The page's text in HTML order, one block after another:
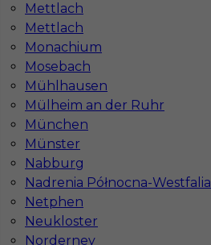
Mettlach
Mettlach
Monachium
Mosebach
Mühlhausen
Mülheim an der Ruhr
München
Münster
Nabburg
Nadrenia Północna-Westfalia
Netphen
Neukloster
Norderney
Informacje w sprawie pracy
Telefon:793-577-977
Dane firmy
In-Serv Team Sp. z o.o.
ul. Bóżnicza 15/6
61-751 Poznań, Polen
NIP: PL7831822725
KRS: 0000855600